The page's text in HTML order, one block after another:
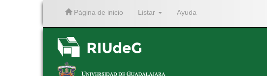
Página de inicio Listar Ayuda